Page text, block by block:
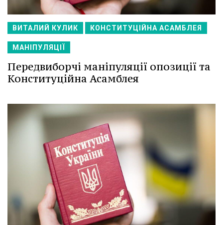
ВИТАЛИЙ КУЛИК КОНСТИТУЦІЙНА АСАМБЛЕЯ
МАНІПУЛЯЦІЇ
Передвиборчі маніпуляції опозиції та
Конституційна Асамблея